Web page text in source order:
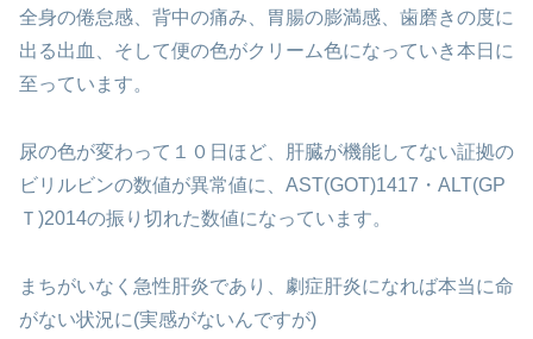
全身の倦怠感、背中の痛み、胃腸の膨満感、歯磨きの度に
出る出血、そして便の色がクリーム色になっていき本日に
至っています。
尿の色が変わって１０日ほど、肝臓が機能してない証拠の
ビリルビンの数値が異常値に、AST(GOT)1417・ALT(GP
Ｔ)2014の振り切れた数値になっています。
まちがいなく急性肝炎であり、劇症肝炎になれば本当に命
がない状況に(実感がないんですが)